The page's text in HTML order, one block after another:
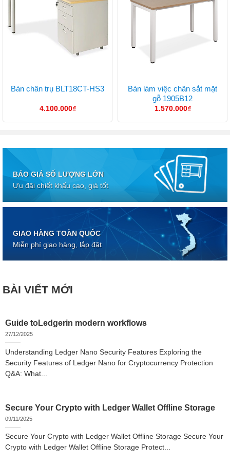
Bàn chân trụ BLT18CT-HS3
4.100.000₫
Bàn làm việc chân sắt mặt
gỗ 1905B12
1.570.000₫
BÁO GIÁ SỐ LƯỢNG LỚN
Ưu đãi chiết khấu cao, giá tốt
GIAO HÀNG TOÀN QUỐC
Miễn phí giao hàng, lắp đặt
BÀI VIẾT MỚI
Guide toLedgerin modern workflows
27/12/2025
Understanding Ledger Nano Security Features Exploring the
Security Features of Ledger Nano for Cryptocurrency Protection
Q&A: What...
Secure Your Crypto with Ledger Wallet Offline Storage
09/11/2025
Secure Your Crypto with Ledger Wallet Offline Storage Secure Your
Crypto with Ledger Wallet Offline Storage Protect...